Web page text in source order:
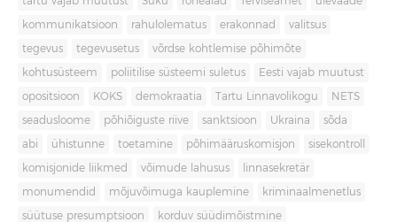
kommunikatsioon rahulolematus erakonnad valitsus
tegevus tegevusetus võrdse kohtlemise põhimõte
kohtusüsteem poliitilise süsteemi suletus Eesti vajab muutust
opositsioon KOKS demokraatia Tartu Linnavolikogu NETS
seadusloome põhiõiguste riive sanktsioon Ukraina sõda
abi ühistunne toetamine põhimääruskomisjon sisekontroll
komisjonide liikmed võimude lahusus linnasekretär
monumendid mõjuvõimuga kauplemine kriminaalmenetlus
süütuse presumptsioon korduv süüdimõistmine